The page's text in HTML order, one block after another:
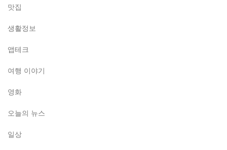
맛집
생활정보
앱테크
여행 이야기
영화
오늘의 뉴스
일상